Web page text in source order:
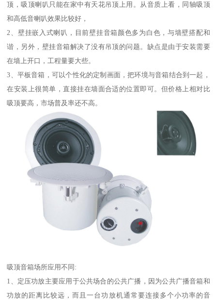
顶，吸顶喇叭只能在家中有天花吊顶上用。从音质上看，同轴吸顶
和高低音喇叭效果比较好，
2、壁挂嵌入式喇叭，目前壁挂音箱颜色多为白色，与墙壁搭配和
谐，另外，壁挂音箱解决了没有吊顶的问题。缺点是由于安装需要
在墙上开口，工程量要大些。
3、平板音箱，可以个性化的定制画面，把环境与音箱结合到一起，
在安装上很简单，直接挂在墙面合适的位置即可。但价格上相对比
吸顶要高，市场普及率还不高。
吸顶音箱场所应用不同:
1、定压功放主要应用于公共场合的公共广播，因为公共广播音箱和
功放的距离比较远，而且一台功放机通常要连接多个小功率的音